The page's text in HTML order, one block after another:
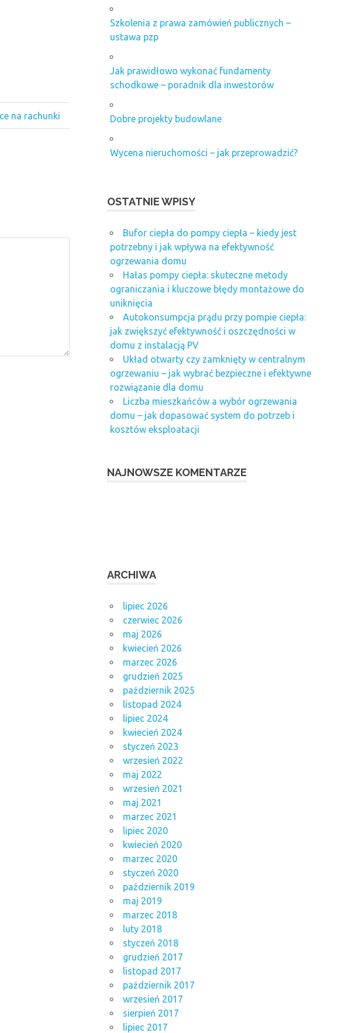
na rachunki
Szkolenia z prawa zamówień publicznych –
ustawa pzp
Jak prawidłowo wykonać fundamenty
schodkowe – poradnik dla inwestorów
Dobre projekty budowlane
Wycena nieruchomości – jak przeprowadzić?
OSTATNIE WPISY
Bufor ciepła do pompy ciepła – kiedy jest
potrzebny i jak wpływa na efektywność
ogrzewania domu
Hałas pompy ciepła: skuteczne metody
ograniczania i kluczowe błędy montażowe do
uniknięcia
Autokonsumpcja prądu przy pompie ciepła:
jak zwiększyć efektywność i oszczędności w
domu z instalacją PV
Układ otwarty czy zamknięty w centralnym
ogrzewaniu – jak wybrać bezpieczne i efektywne
rozwiązanie dla domu
Liczba mieszkańców a wybór ogrzewania
domu – jak dopasować system do potrzeb i
kosztów eksploatacji
NAJNOWSZE KOMENTARZE
ARCHIWA
lipiec 2026
czerwiec 2026
maj 2026
kwiecień 2026
marzec 2026
grudzień 2025
październik 2025
listopad 2024
lipiec 2024
kwiecień 2024
styczeń 2023
wrzesień 2022
maj 2022
wrzesień 2021
maj 2021
marzec 2021
lipiec 2020
kwiecień 2020
marzec 2020
styczeń 2020
październik 2019
maj 2019
marzec 2018
luty 2018
styczeń 2018
grudzień 2017
listopad 2017
październik 2017
wrzesień 2017
sierpień 2017
lipiec 2017